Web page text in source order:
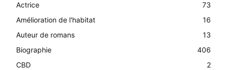
Actrice
73
Amélioration de l'habitat
16
Auteur de romans
13
Biographie
406
CBD
2